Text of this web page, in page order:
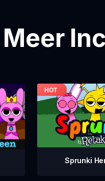
Meer
Sprunki